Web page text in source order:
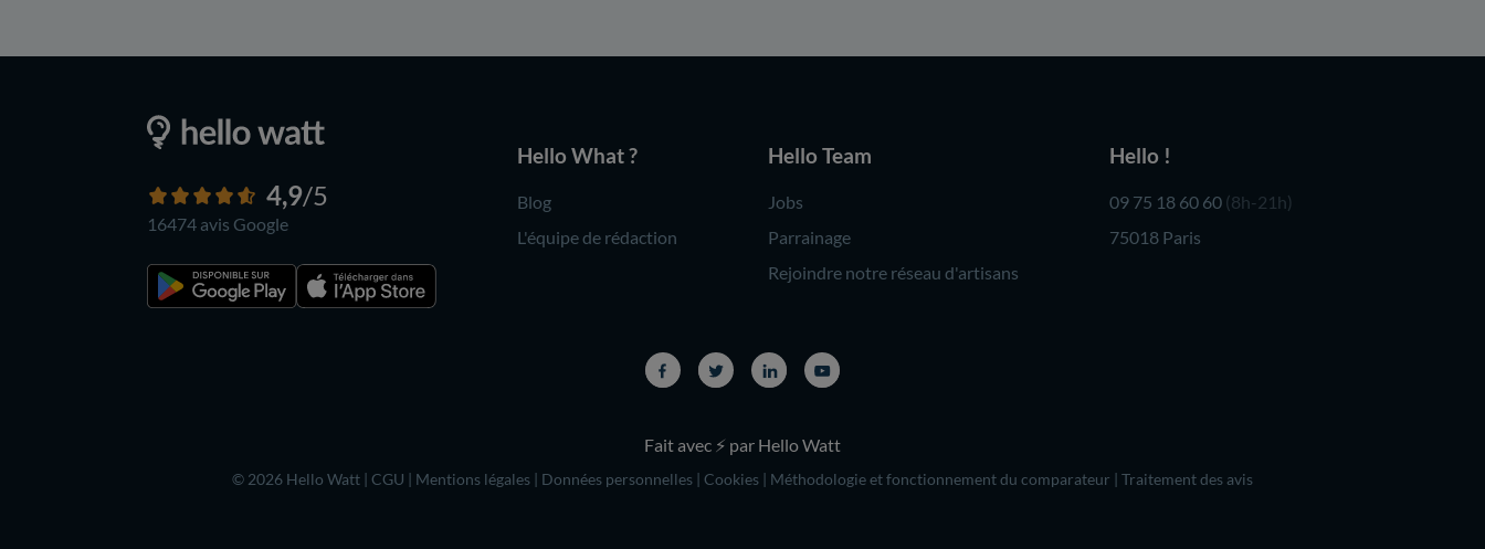
4,9/5
16474 avis Google
Hello What ?
Blog
L'équipe de rédaction
Hello Team
Jobs
Parrainage
Rejoindre notre réseau d'artisans
Hello !
09 75 18 60 60 (8h-21h)
75018 Paris
Fait avec ⚡ par Hello Watt
© 2026 Hello Watt | CGU | Mentions légales | Données personnelles | Cookies | Méthodologie et fonctionnement du comparateur | Traitement des avis